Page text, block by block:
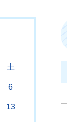
土
6
13